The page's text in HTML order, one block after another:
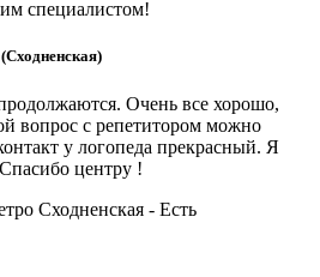
специалистом!
Очень все хорошо,
вопрос с репетитором можно
у логопеда прекрасный. Я
центру !
Сходненская - Есть